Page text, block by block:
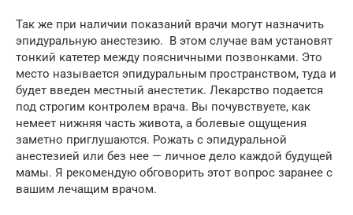
Так же при наличии показаний врачи могут назначить
эпидуральную анестезию. В этом случае вам установят
тонкий катетер между поясничными позвонками. Это
место называется эпидуральным пространством, туда и
будет введен местный анестетик. Лекарство подается
под строгим контролем врача. Вы почувствуете, как
немеет нижняя часть живота, а болевые ощущения
заметно приглушаются. Рожать с эпидуральной
анестезией или без нее — личное дело каждой будущей
мамы. Я рекомендую обговорить этот вопрос заранее с
вашим лечащим врачом.